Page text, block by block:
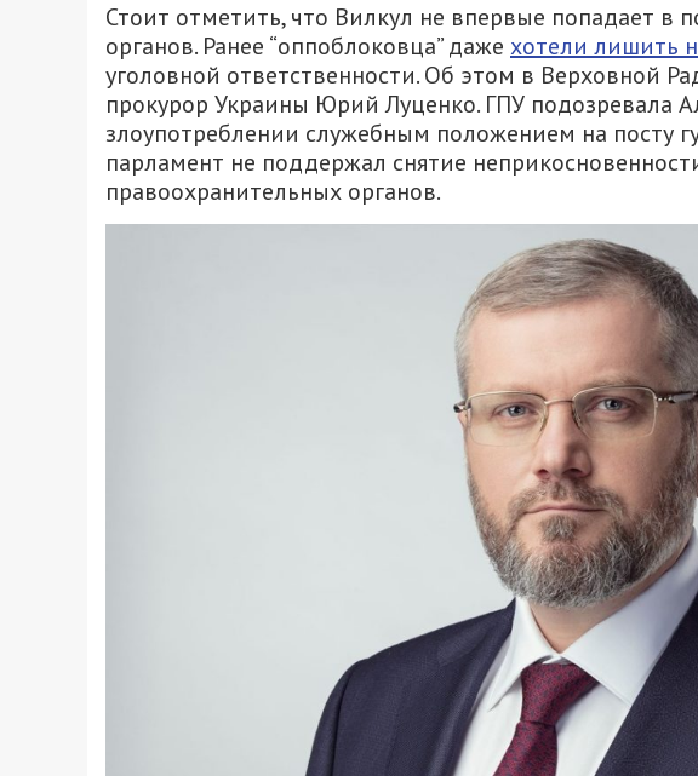
Стоит отметить, что Вилкул не впервые попадает в
органов. Ранее “оппоблоковца” даже хотели лишить
уголовной ответственности. Об этом в Верховной
прокурор Украины Юрий Луценко. ГПУ подозревала
злоупотреблении служебным положением на посту
парламент не поддержал снятие
правоохранительных органов.